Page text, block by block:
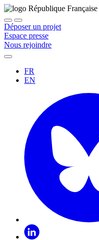
Déposer un projet
Espace presse
Nous rejoindre
FR
EN